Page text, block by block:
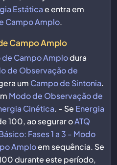
Estáticae entra em
Campo Amplo.
Campo Amplo
Campo Amplodura
de Observação de
um Campo de Sintonia.
Modo de Observação de
Cinética. - Se Energia
100, ao segurar oATQ
Fases 1 a 3 - Modo
Amploem sequência. Se
durante este período,